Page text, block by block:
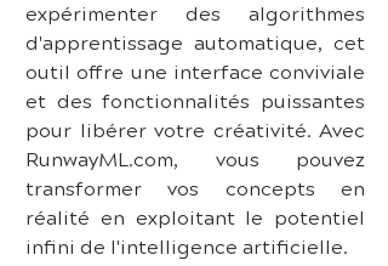
expérimenter des algorithmes
d'apprentissage automatique, cet
outil offre une interface conviviale
et des fonctionnalités puissantes
pour libérer votre créativité. Avec
RunwayML.com, vous pouvez
transformer vos concepts en
réalité en exploitant le potentiel
infini de l'intelligence artificielle.